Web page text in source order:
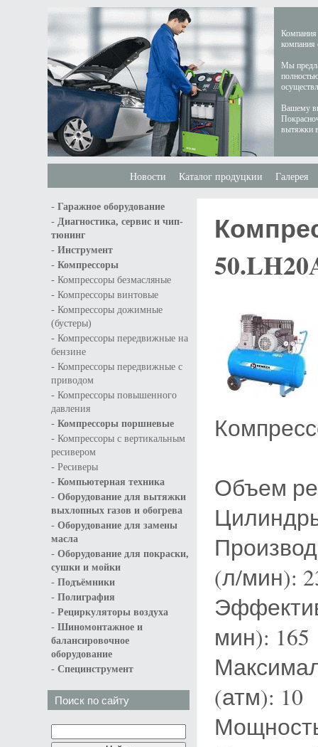
Компания
компания
Мы
Вашему
вытяжки
Новости Каталог продуцкии Галерея
- Гаражное оборудование
- Диагностика, сервис и чип-
тюнинг
- Инструмент
- Компрессоры
- Компрессоры безмасляные
- Компрессоры винтовые
- Компрессоры дожимные
(бустеры)
- Компрессоры передвижные на
бензине
- Компрессоры передвижные с
приводом
- Компрессоры повышенного
давления
- Компрессоры поршневые
- Компрессоры с вертикальным
ресивером
- Ресиверы
- Компьютерная техника
- Оборудование для вытяжки
выхлопных газов и обогрева
- Оборудование для замены
масла
- Оборудование для покраски,
сушки и мойки
- Подъёмники
- Полиграфия
- Рециркуляторы воздуха
- Шиномонтажное и
балансировочное
оборудование
- Специнструмент
Поиск по сайту
Объем
(л/мин):
мин): 165
(атм): 10